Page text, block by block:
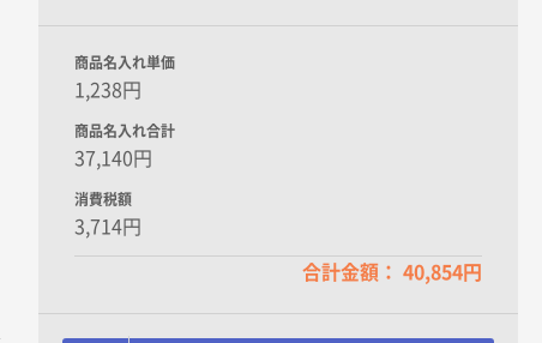
商品名入れ単価
1,238円
商品名入れ合計
37,140円
消費税額
3,714円
合計金額： 40,854円